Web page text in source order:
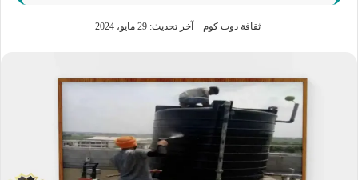
ثقافة دوت كوم آخر تحديث: 29 مايو، 2024